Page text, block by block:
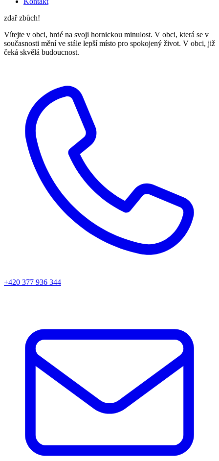
zdař zbůch!
Vítejte v obci, hrdé na svoji hornickou minulost. V obci, která se v
současnosti mění ve stále lepší místo pro spokojený život. V obci, již
čeká skvělá budoucnost.
+420 377 936 344